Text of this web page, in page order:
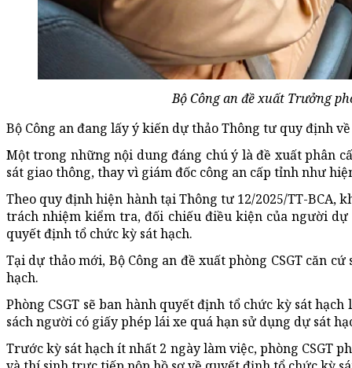
Bộ Công an đề xuất Trưởng
Bộ Công an đang lấy ý kiến dự thảo Thông tư quy định
Một trong những nội dung đáng chú ý là đề xuất phân
sát giao thông, thay vì giám đốc công an cấp tỉnh như
Theo quy định hiện hành tại Thông tư 12/2025/TT-BCA,
trách nhiệm kiểm tra, đối chiếu điều kiện của người dự
quyết định tổ chức kỳ sát hạch.
Tại dự thảo mới, Bộ Công an đề xuất phòng CSGT căn
hạch.
Phòng CSGT sẽ ban hành quyết định tổ chức kỳ sát
sách người có giấy phép lái xe quá hạn sử dụng dự sát
Trước kỳ sát hạch ít nhất 2 ngày làm việc, phòng CSGT